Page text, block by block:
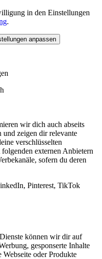
in den Einstellungen
.
anpassen
wir dich auch abseits
und zeigen dir relevante
verschlüsselten
externen Anbietern
sofern du deren
Pinterest, TikTok
können wir dir auf
gesponserte Inhalte
Webseite oder Produkte